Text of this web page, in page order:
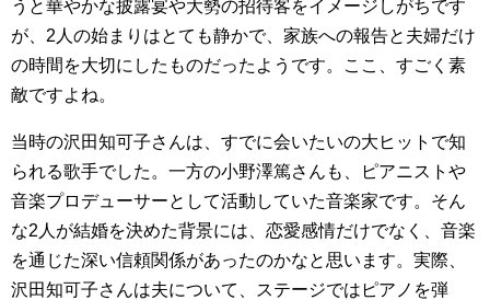
うと華やかな披露宴や大勢の招待客をイメージしがちです
が、2人の始まりはとても静かで、家族への報告と夫婦だけ
の時間を大切にしたものだったようです。ここ、すごく素
敵ですよね。
当時の沢田知可子さんは、すでに会いたいの大ヒットで知
られる歌手でした。一方の小野澤篤さんも、ピアニストや
音楽プロデューサーとして活動していた音楽家です。そん
な2人が結婚を決めた背景には、恋愛感情だけでなく、音楽
を通じた深い信頼関係があったのかなと思います。実際、
沢田知可子さんは夫について、ステージではピアノを弾